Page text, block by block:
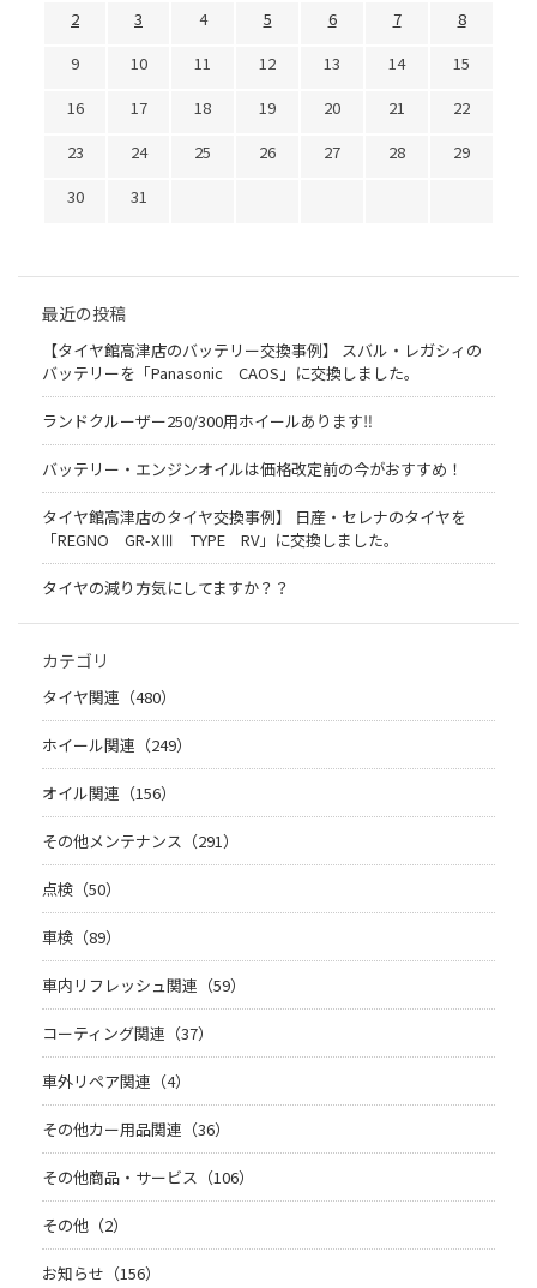
2
3 4 5 6 7
8
9
10 11 12 13 14
15
16
17 18 19 20 21
22
23
24 25 26 27 28
29
30
31
最近の投稿
【タイヤ館高津店のバッテリー交換事例】 スバル・レガシィの
バッテリーを「Panasonic CAOS」に交換しました。
ランドクルーザー250/300用ホイールあります‼
バッテリー・エンジンオイルは価格改定前の今がおすすめ！
タイヤ館高津店のタイヤ交換事例】 日産・セレナのタイヤを
「REGNO GR-XⅢ TYPE RV」に交換しました。
タイヤの減り方気にしてますか？？
カテゴリ
タイヤ関連（480）
ホイール関連（249）
オイル関連（156）
その他メンテナンス（291）
点検（50）
車検（89）
車内リフレッシュ関連（59）
コーティング関連（37）
車外リペア関連（4）
その他カー用品関連（36）
その他商品・サービス（106）
その他（2）
お知らせ（156）